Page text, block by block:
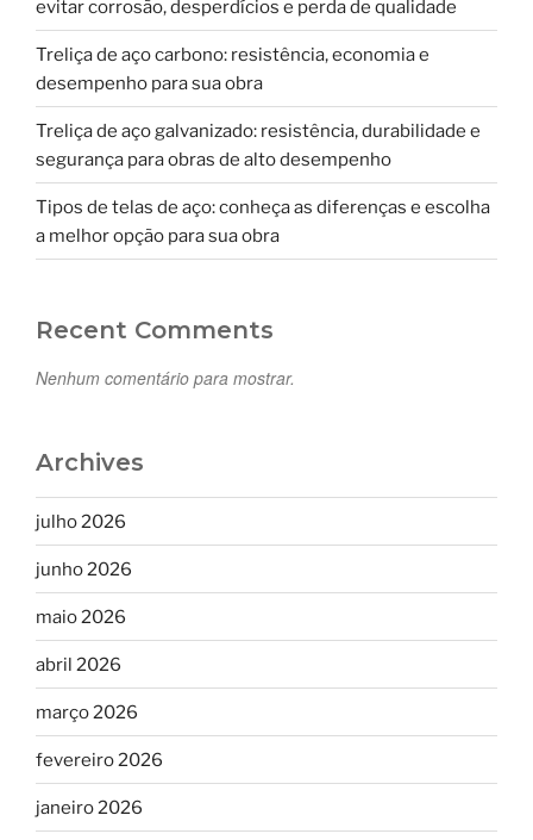
evitar corrosão, desperdícios e perda de qualidade
Treliça de aço carbono: resistência, economia e
desempenho para sua obra
Treliça de aço galvanizado: resistência, durabilidade e
segurança para obras de alto desempenho
Tipos de telas de aço: conheça as diferenças e escolha
a melhor opção para sua obra
Recent Comments
Nenhum comentário para mostrar.
Archives
julho 2026
junho 2026
maio 2026
abril 2026
março 2026
fevereiro 2026
janeiro 2026